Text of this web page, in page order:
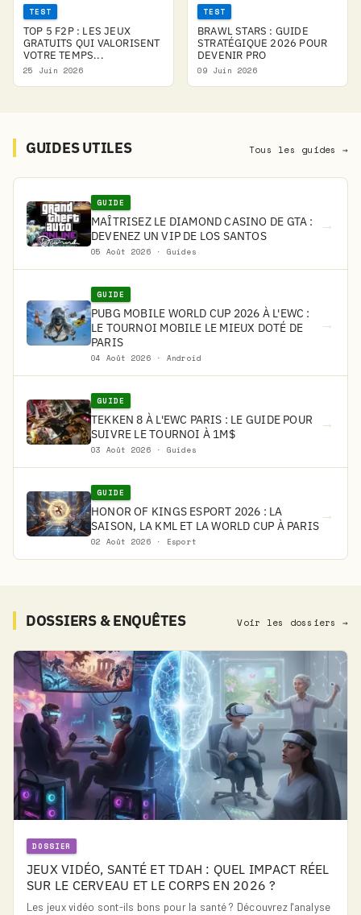
TEST
TOP 5 F2P : LES JEUX
GRATUITS QUI VALORISENT
VOTRE TEMPS...
25 Juin 2026
TEST
BRAWL STARS : GUIDE
STRATÉGIQUE 2026 POUR
DEVENIR PRO
09 Juin 2026
GUIDES UTILES Tous les guides →
GUIDE
MAÎTRISEZ LE DIAMOND CASINO DE GTA :
DEVENEZ UN VIP DE LOS SANTOS
05 Août 2026 · Guides
→
GUIDE
PUBG MOBILE WORLD CUP 2026 À L'EWC :
LE TOURNOI MOBILE LE MIEUX DOTÉ DE
PARIS
04 Août 2026 · Android
→
GUIDE
TEKKEN 8 À L'EWC PARIS : LE GUIDE POUR
SUIVRE LE TOURNOI À 1M$
03 Août 2026 · Guides
→
GUIDE
HONOR OF KINGS ESPORT 2026 : LA
SAISON, LA KML ET LA WORLD CUP À PARIS
02 Août 2026 · Esport
→
DOSSIERS & ENQUÊTES Voir les dossiers →
DOSSIER
JEUX VIDÉO, SANTÉ ET TDAH : QUEL IMPACT RÉEL
SUR LE CERVEAU ET LE CORPS EN 2026 ?
Les jeux vidéo sont-ils bons pour la santé ? Découvrez l'analyse